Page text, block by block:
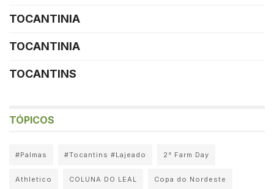
TOCANTINIA
TOCANTINIA
TOCANTINS
TÓPICOS
#Palmas #Tocantins #Lajeado 2° Farm Day
Athletico COLUNA DO LEAL Copa do Nordeste